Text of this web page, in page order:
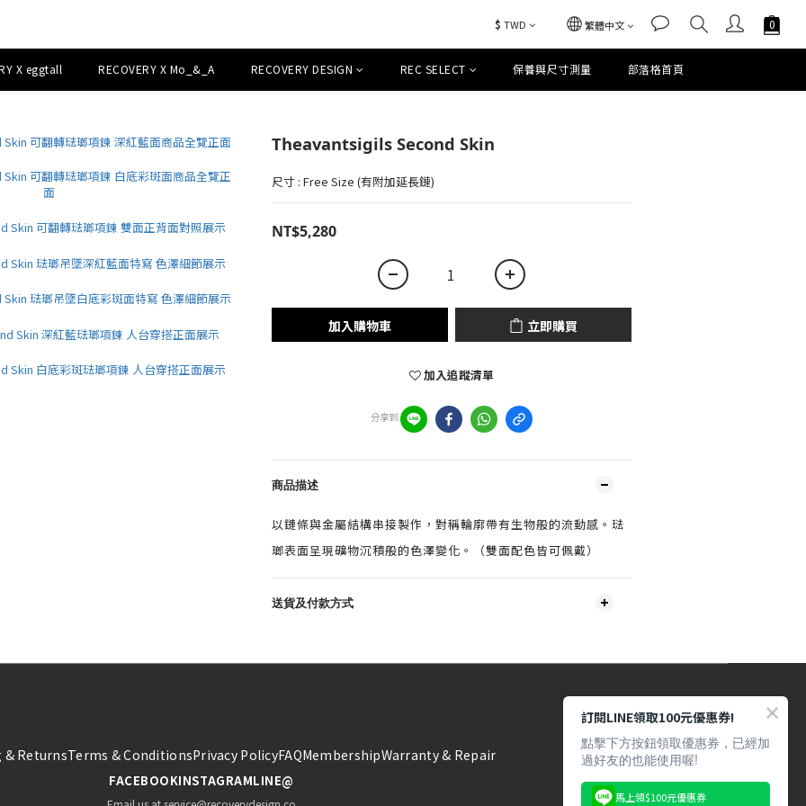
$ TWD 繁體中文
X eggtall RECOVERY X Mo_&_A RECOVERY DESIGN REC SELECT 保養與尺寸測量 部落格首頁
Theavantsigils Second Skin
尺寸 : Free Size (有附加延長鏈)
NT$5,280
加入購物車 立即購買
加入追蹤清單
分享到
商品描述
以鏈條與金屬結構串接製作，對稱輪廓帶有生物般的流動感。琺
瑯表面呈現礦物沉積般的色澤變化。（雙面配色皆可佩戴）
送貨及付款方式
ReturnsTerms & ConditionsPrivacy PolicyFAQMembershipWarranty & Repair
FACEBOOKINSTAGRAMLINE@
訂閱LINE領取100元優惠券!
點擊下方按鈕領取優惠券，已經加
過好友的也能使用喔!
馬上領$100元優惠券